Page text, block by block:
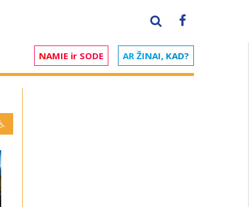
NAMIE ir SODE AR ŽINAI, KAD?